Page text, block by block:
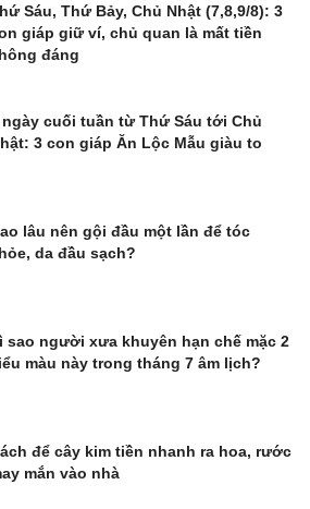
Sáu, Thứ Bảy, Chủ Nhật (7,8,9/8): 3
giáp giữ ví, chủ quan là mất tiền
đáng
ngày cuối tuần từ Thứ Sáu tới Chủ
3 con giáp Ăn Lộc Mẫu giàu to
lâu nên gội đầu một lần để tóc
da đầu sạch?
sao người xưa khuyên hạn chế mặc 2
màu này trong tháng 7 âm lịch?
để cây kim tiền nhanh ra hoa, rước
mắn vào nhà